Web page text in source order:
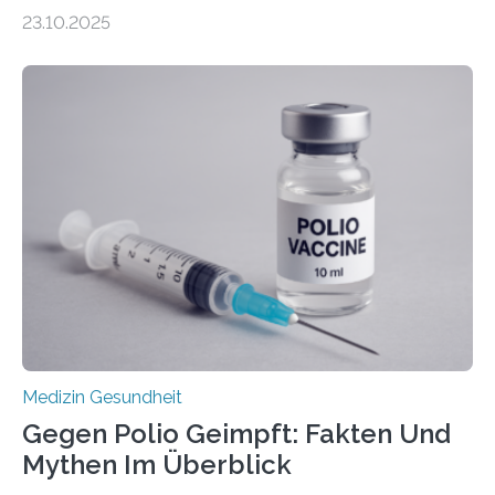
Betroffenen können mit heutigen Methoden geheilt
Dringend benötigt werden zielgerichtete Therapien, die
nur Tumorschwachstellen angreifen und normales
Gewebe verschonen. Forschende um Daniel Merk vom
Hertie-Institut für klinische Hirnforschung am
Universitätsklinikum Tübingen haben eine solche
Schwachstelle im Erbgut einer Untergruppe des
Medulloblastoms gefunden. Die Wilhelm Sander-
Stiftung unterstützte das Projekt…
23.10.2025
Medizin Gesundheit
Gegen Polio Geimpft: Fakten Und
Mythen Im Überblick